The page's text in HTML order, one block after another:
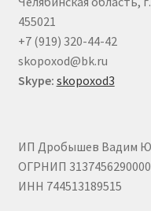
455021
+7 (919) 320-44-42
skopoxod@bk.ru
Skype: skopoxod3
ИП Дробышев Вадим
ОГРНИП
ИНН 744513189515